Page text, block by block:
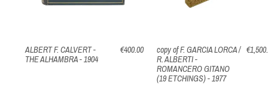
ALBERT F. CALVERT -
THE ALHAMBRA - 1904
€400.00
copy of F. GARCIA LORCA /
R. ALBERTI -
ROMANCERO GITANO
(19 ETCHINGS) - 1977